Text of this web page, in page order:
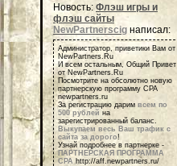
Новость: Флэш игры и
флэш сайты
NewPartnerscig написал:
Администратор, приветики Вам от
NewPartners.Ru
И всем остальным, Общий Привет
от NewPartners.Ru
Посмотрите на обсолютно новую
партнерскую программу СРА
newpartners.ru
За регистрацию дарим всем по
500 рублей на
зарегистрированный баланс.
Выкупаем весь Ваш трафик с
сайта за дорого!
Узнай подробнее в партнерке -
ПАРТНЕРСКАЯ ПРОГРАММА
СРА http://aff.newpartners.ru/